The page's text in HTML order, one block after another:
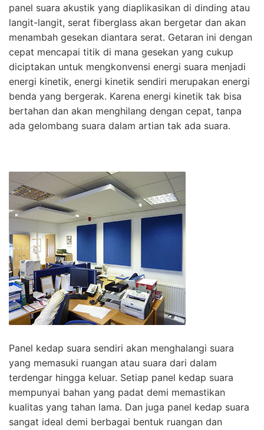
panel suara akustik yang diaplikasikan di dinding atau
langit-langit, serat fiberglass akan bergetar dan akan
menambah gesekan diantara serat. Getaran ini dengan
cepat mencapai titik di mana gesekan yang cukup
diciptakan untuk mengkonvensi energi suara menjadi
energi kinetik, energi kinetik sendiri merupakan energi
benda yang bergerak. Karena energi kinetik tak bisa
bertahan dan akan menghilang dengan cepat, tanpa
ada gelombang suara dalam artian tak ada suara.
Panel kedap suara sendiri akan menghalangi suara
yang memasuki ruangan atau suara dari dalam
terdengar hingga keluar. Setiap panel kedap suara
mempunyai bahan yang padat demi memastikan
kualitas yang tahan lama. Dan juga panel kedap suara
sangat ideal demi berbagai bentuk ruangan dan